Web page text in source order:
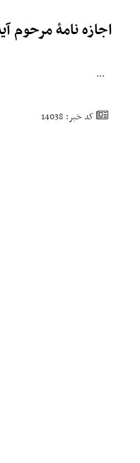
اجازه نامۀ مرحوم
...
کد خبر: 14038